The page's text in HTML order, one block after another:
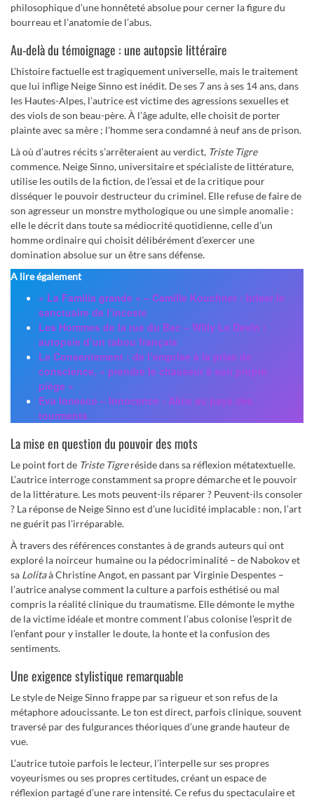
philosophique d’une honnêteté absolue pour cerner la figure du
bourreau et l’anatomie de l’abus.
Au-delà du témoignage : une autopsie littéraire
L’histoire factuelle est tragiquement universelle, mais le traitement
que lui inflige Neige Sinno est inédit. De ses 7 ans à ses 14 ans, dans
les Hautes-Alpes, l’autrice est victime des agressions sexuelles et
des viols de son beau-père. À l’âge adulte, elle choisit de porter
plainte avec sa mère ; l’homme sera condamné à neuf ans de prison.
Là où d’autres récits s’arrêteraient au verdict, Triste Tigre
commence. Neige Sinno, universitaire et spécialiste de littérature,
utilise les outils de la fiction, de l’essai et de la critique pour
disséquer le pouvoir destructeur du criminel. Elle refuse de faire de
son agresseur un monstre mythologique ou une simple anomalie :
elle le décrit dans toute sa médiocrité quotidienne, celle d’un
homme ordinaire qui choisit délibérément d’exercer une
domination absolue sur un être sans défense.
A lire également
« La Familia grande » – Camille Kouchner : briser le
sanctuaire de l’inceste
Les Hommes de la rue du Bac – Willy Le Devin :
autopsie d’un tabou français
Le Consentement : de l’emprise à la prise de
conscience, « prendre le chasseur à son propre
piège »
Eva Ionesco – Innocence : Alice au pays des
tourments
La mise en question du pouvoir des mots
Le point fort de Triste Tigreréside dans sa réflexion métatextuelle.
L’autrice interroge constamment sa propre démarche et le pouvoir
de la littérature. Les mots peuvent-ils réparer ? Peuvent-ils consoler
? La réponse de Neige Sinno est d’une lucidité implacable : non, l’art
ne guérit pas l’irréparable.
À travers des références constantes à de grands auteurs qui ont
exploré la noirceur humaine ou la pédocriminalité – de Nabokov et
sa Lolitaà Christine Angot, en passant par Virginie Despentes –
l’autrice analyse comment la culture a parfois esthétisé ou mal
compris la réalité clinique du traumatisme. Elle démonte le mythe
de la victime idéale et montre comment l’abus colonise l’esprit de
l’enfant pour y installer le doute, la honte et la confusion des
sentiments.
Une exigence stylistique remarquable
Le style de Neige Sinno frappe par sa rigueur et son refus de la
métaphore adoucissante. Le ton est direct, parfois clinique, souvent
traversé par des fulgurances théoriques d’une grande hauteur de
vue.
L’autrice tutoie parfois le lecteur, l’interpelle sur ses propres
voyeurismes ou ses propres certitudes, créant un espace de
réflexion partagé d’une rare intensité. Ce refus du spectaculaire et